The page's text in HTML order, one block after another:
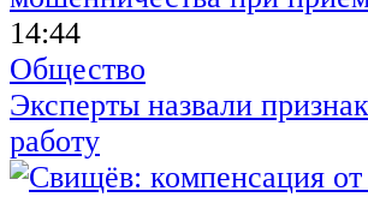
14:44
Общество
Эксперты назвали
работу